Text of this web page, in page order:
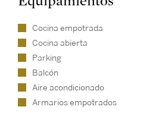
Cocina empotrada
Cocina abierta
Parking
Balcón
Aire acondicionado
Armarios empotrados